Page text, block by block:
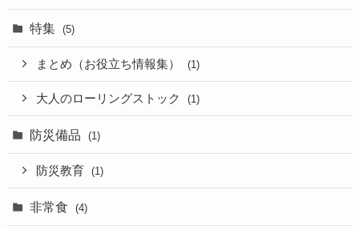
特集 (5)
まとめ（お役立ち情報集） (1)
大人のローリングストック (1)
防災備品 (1)
防災教育 (1)
非常食 (4)